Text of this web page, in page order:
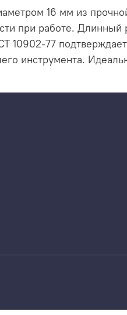
16 мм из
при работе. Длинный
10902-77
инструмента.